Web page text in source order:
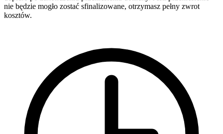
nie będzie mogło zostać sfinalizowane, otrzymasz pełny zwrot
kosztów.